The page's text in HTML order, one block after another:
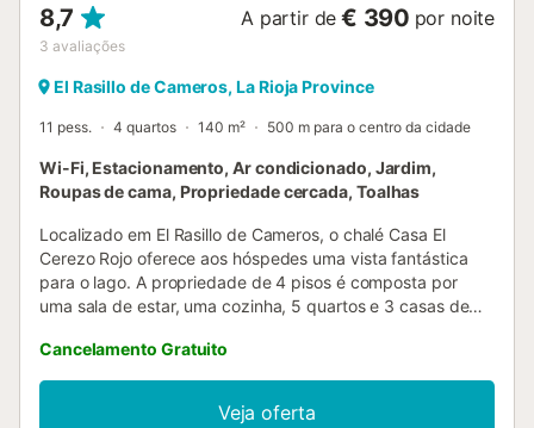
8,7
3 avaliações
A partir de € 390 por noite
El Rasillo de Cameros, La Rioja Province
11 pess. 4 quartos 140 m² 500 m para o centro da cidade
Wi-Fi, Estacionamento, Ar condicionado, Jardim,
Roupas de cama, Propriedade cercada, Toalhas
Localizado em El Rasillo de Cameros, o chalé Casa El
Cerezo Rojo oferece aos hóspedes uma vista fantástica
para o lago. A propriedade de 4 pisos é composta por
uma sala de estar, uma cozinha, 5 quartos e 3 casas de
acomodar 12 pessoas. As comodidades adicionais incluem
Wi-Fi, ar condicionado, bem como uma máquina de lavar
roupa. Este chalé dispõe de um espaço exterior privado
Cancelamento Gratuito
Veja oferta